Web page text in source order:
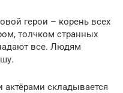
герои – корень всех
толчком странных
все. Людям
складывается